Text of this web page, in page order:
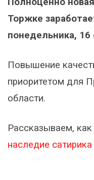
Торжке
понедельника, 16
Повышение
приоритетом для
области.
Рассказываем, как
наследие